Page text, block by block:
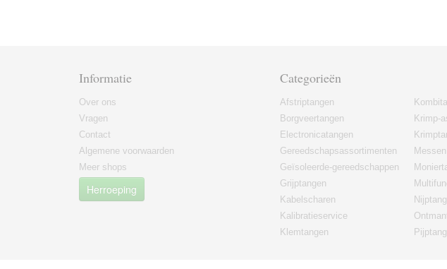
Informatie
Over ons
Vragen
Contact
Algemene voorwaarden
Meer shops
Herroeping
Categorieën
Afstriptangen
Borgveertangen
Electronicatangen
Gereedschapsassortimenten
Geïsoleerde-gereedschappen
Grijptangen
Kabelscharen
Kalibratieservice
Klemtangen
Krimp-
Messen